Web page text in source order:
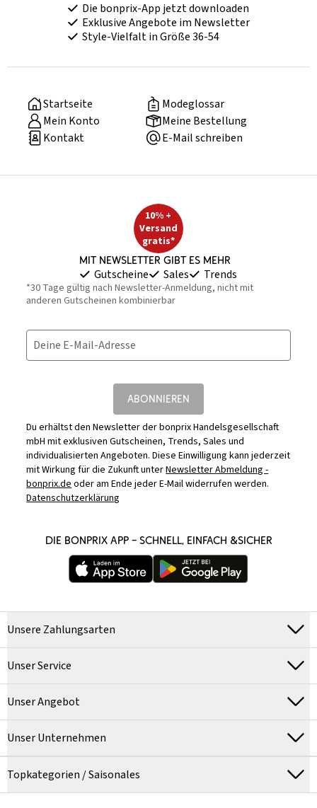
Die bonprix-App jetzt downloaden
Exklusive Angebote im Newsletter
Style-Vielfalt in Größe 36-54
Startseite
Modeglossar
Mein Konto
Meine Bestellung
Kontakt
E-Mail schreiben
10% +
Versand
gratis*
Mit Newsletter gibt es mehr
Gutscheine Sales Trends
*30 Tage gültig nach Newsletter-Anmeldung, nicht mit
anderen Gutscheinen kombinierbar
Deine E-Mail-Adresse
ABONNIEREN
Du erhältst den Newsletter der bonprix Handelsgesellschaft
mbH mit exklusiven Gutscheinen, Trends, Sales und
individualisierten Angeboten. Diese Einwilligung kann jederzeit
mit Wirkung für die Zukunft unterNewsletter Abmeldung -
bonprix.deoder am Ende jeder E-Mail widerrufen werden.
Datenschutzerklärung
DIE BONPRIX APP – SCHNELL, EINFACH &SICHER
Unsere Zahlungsarten
Unser Service
Unser Angebot
Unser Unternehmen
Topkategorien / Saisonales